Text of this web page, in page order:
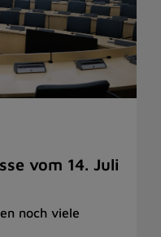
vom 14. Juli
noch viele